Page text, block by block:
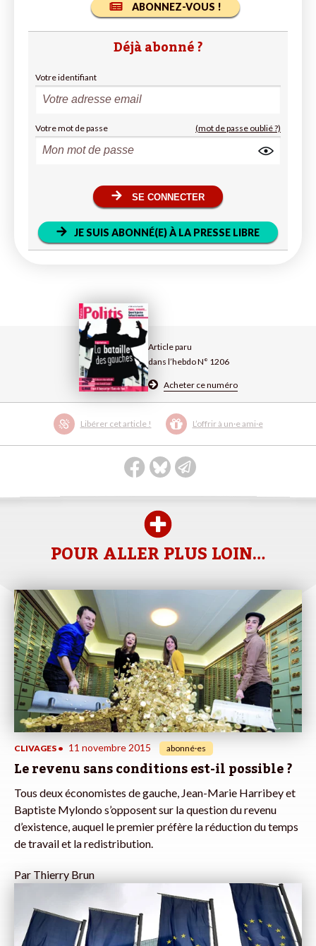
Article paru
dans l’hebdo N° 1206
Acheter ce numéro
Libérer cet article ! L’offrir à un·e ami·e
ABONNEZ-VOUS !
Déjà abonné ?
Votre identifiant
Votre mot de passe (mot de passe oublié ?)
SE CONNECTER
JE SUIS ABONNÉ(E) À LA PRESSE LIBRE
POUR ALLER PLUS LOIN…
CLIVAGES • 11 novembre 2015 abonné·es
Le revenu sans conditions est-il possible ?
Tous deux économistes de gauche, Jean-Marie Harribey et
Baptiste Mylondo s’opposent sur la question du revenu
d’existence, auquel le premier préfère la réduction du temps
de travail et la redistribution.
Par Thierry Brun